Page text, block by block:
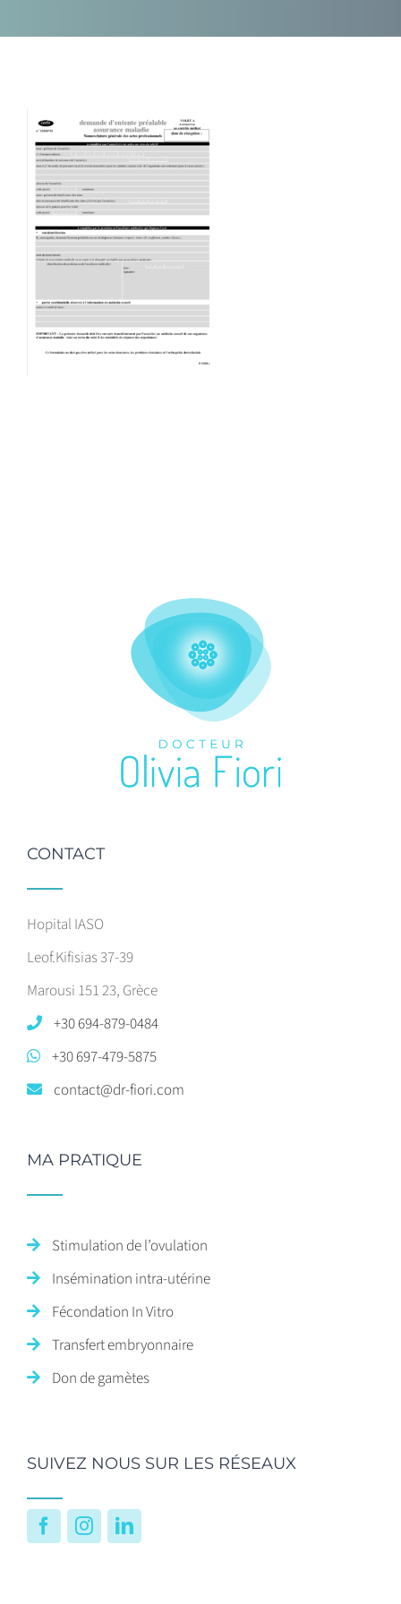
CONTACT
Hopital IASO
Leof.Kifisias 37-39
Marousi 151 23, Grèce
+30 694-879-0484
+30 697-479-5875
contact@dr-fiori.com
MA PRATIQUE
Stimulation de l’ovulation
Insémination intra-utérine
Fécondation In Vitro
Transfert embryonnaire
Don de gamètes
SUIVEZ NOUS SUR LES RÉSEAUX
FacebookInstagramLinkedIn